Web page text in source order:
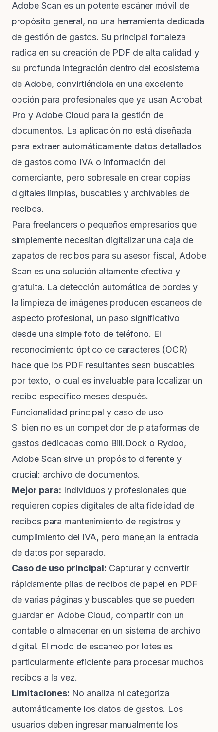
Adobe Scan es un potente escáner móvil de
propósito general, no una herramienta dedicada
de gestión de gastos. Su principal fortaleza
radica en su creación de PDF de alta calidad y
su profunda integración dentro del ecosistema
de Adobe, convirtiéndola en una excelente
opción para profesionales que ya usan Acrobat
Pro y Adobe Cloud para la gestión de
documentos. La aplicación no está diseñada
para extraer automáticamente datos detallados
de gastos como IVA o información del
comerciante, pero sobresale en crear copias
digitales limpias, buscables y archivables de
recibos.
Para freelancers o pequeños empresarios que
simplemente necesitan digitalizar una caja de
zapatos de recibos para su asesor fiscal, Adobe
Scan es una solución altamente efectiva y
gratuita. La detección automática de bordes y
la limpieza de imágenes producen escaneos de
aspecto profesional, un paso significativo
desde una simple foto de teléfono. El
reconocimiento óptico de caracteres (OCR)
hace que los PDF resultantes sean buscables
por texto, lo cual es invaluable para localizar un
recibo específico meses después.
Funcionalidad principal y caso de uso
Si bien no es un competidor de plataformas de
gastos dedicadas como Bill.Dock o Rydoo,
Adobe Scan sirve un propósito diferente y
crucial: archivo de documentos.
Mejor para: Individuos y profesionales que
requieren copias digitales de alta fidelidad de
recibos para mantenimiento de registros y
cumplimiento del IVA, pero manejan la entrada
de datos por separado.
Caso de uso principal: Capturar y convertir
rápidamente pilas de recibos de papel en PDF
de varias páginas y buscables que se pueden
guardar en Adobe Cloud, compartir con un
contable o almacenar en un sistema de archivo
digital. El modo de escaneo por lotes es
particularmente eficiente para procesar muchos
recibos a la vez.
Limitaciones: No analiza ni categoriza
automáticamente los datos de gastos. Los
usuarios deben ingresar manualmente los